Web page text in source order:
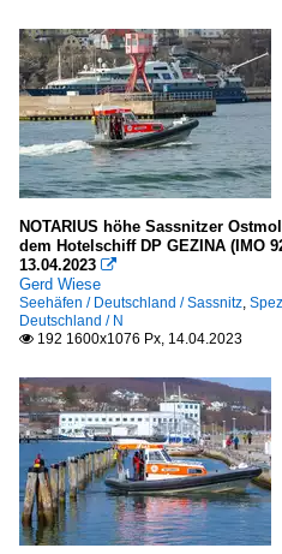
NOTARIUS höhe Sassnitzer
dem Hotelschiff DP GEZINA (IMO
13.04.2023 
Gerd Wiese
Seehäfen / Deutschland / Sassnitz,
Deutschland / N
 192 1600x1076 Px, 14.04.2023